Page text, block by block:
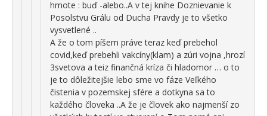
hmote : buď -alebo..A v tej knihe Doznievanie k
Posolstvu Grálu od Ducha Pravdy je to všetko
vysvetlené ..
A že o tom píšem práve teraz keď prebehol
covid,keď prebehli vakcíny(klam) a zúri vojna ,hrozí
3svetova a teiz finančná kríza či hladomor … o to
je to dôležitejšie lebo sme vo fáze Veľkého
čistenia v pozemskej sfére a dotkyna sa to
každého človeka ..A že je človek ako najmenší zo